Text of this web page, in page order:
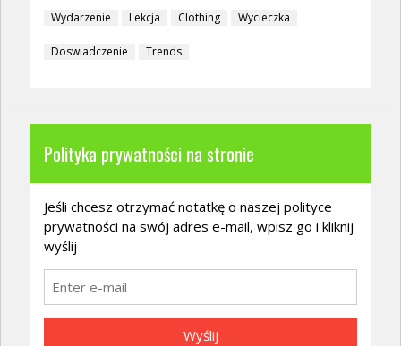
Wydarzenie Lekcja Clothing Wycieczka
Doswiadczenie Trends
Polityka prywatności na stronie
Jeśli chcesz otrzymać notatkę o naszej polityce
prywatności na swój adres e-mail, wpisz go i kliknij
wyślij
Wyślij